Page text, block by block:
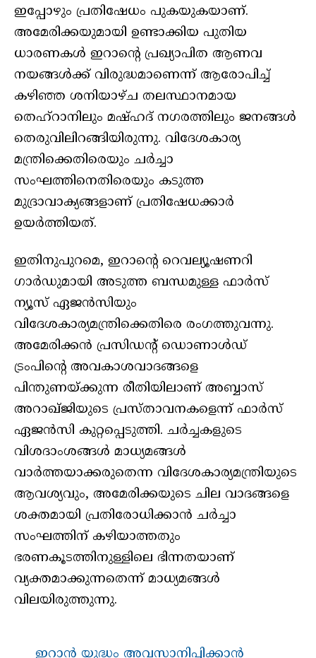
ഇപ്പോഴും പ്രതിഷേധം പുകയുകയാണ്.
അമേരിക്കയുമായി ഉണ്ടാക്കിയ പുതിയ
ധാരണകൾ ഇറാന്റെ പ്രഖ്യാപിത ആണവ
നയങ്ങൾക്ക് വിരുദ്ധമാണെന്ന് ആരോപിച്ച്
കഴിഞ്ഞ ശനിയാഴ്ച തലസ്ഥാനമായ
തെഹ്റാനിലും മഷ്ഹദ് നഗരത്തിലും ജനങ്ങൾ
തെരുവിലിറങ്ങിയിരുന്നു. വിദേശകാര്യ
മന്ത്രിക്കെതിരെയും ചർച്ചാ
സംഘത്തിനെതിരെയും കടുത്ത
മുദ്രാവാക്യങ്ങളാണ് പ്രതിഷേധക്കാർ
ഉയർത്തിയത്.
ഇതിനുപുറമെ, ഇറാന്റെ റെവല്യൂഷണറി
ഗാർഡുമായി അടുത്ത ബന്ധമുള്ള ഫാർസ്
ന്യൂസ് ഏജൻസിയും
വിദേശകാര്യമന്ത്രിക്കെതിരെ രംഗത്തുവന്നു.
അമേരിക്കൻ പ്രസിഡന്റ് ഡൊണാൾഡ്
ട്രംപിന്റെ അവകാശവാദങ്ങളെ
പിന്തുണയ്ക്കുന്ന രീതിയിലാണ് അബ്ബാസ്
അറാഖ്ജിയുടെ പ്രസ്താവനകളെന്ന് ഫാർസ്
ഏജൻസി കുറ്റപ്പെടുത്തി. ചർച്ചകളുടെ
വിശദാംശങ്ങൾ മാധ്യമങ്ങൾ
വാർത്തയാക്കരുതെന്ന വിദേശകാര്യമന്ത്രിയുടെ
ആവശ്യവും, അമേരിക്കയുടെ ചില വാദങ്ങളെ
ശക്തമായി പ്രതിരോധിക്കാൻ ചർച്ചാ
സംഘത്തിന് കഴിയാത്തതും
ഭരണകൂടത്തിനുള്ളിലെ ഭിന്നതയാണ്
വ്യക്തമാക്കുന്നതെന്ന് മാധ്യമങ്ങൾ
വിലയിരുത്തുന്നു.
ഇറാന്‍ യുദ്ധം അവസാനിപ്പിക്കാന്‍